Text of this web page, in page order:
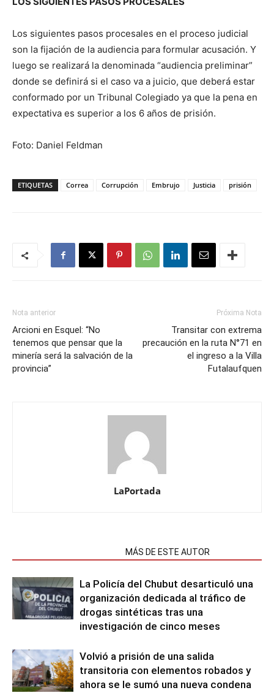
Los siguientes pasos procesales en el proceso judicial
son la fijación de la audiencia para formular acusación. Y
luego se realizará la denominada “audiencia preliminar”
donde se definirá si el caso va a juicio, que deberá estar
conformado por un Tribunal Colegiado ya que la pena en
expectativa es superior a los 6 años de prisión.
Foto: Daniel Feldman
ETIQUETAS Correa Corrupción Embrujo Justicia prisión
Nota anterior
Arcioni en Esquel: “No
tenemos que pensar que la
minería será la salvación de la
provincia”
Próxima Nota
Transitar con extrema
precaución en la ruta N°71 en
el ingreso a la Villa
Futalaufquen
LaPortada
MÁS DE ESTE AUTOR
La Policía del Chubut desarticuló una
organización dedicada al tráfico de
drogas sintéticas tras una
investigación de cinco meses
Volvió a prisión de una salida
transitoria con elementos robados y
ahora se le sumó una nueva condena